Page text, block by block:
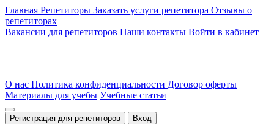
Главная Репетиторы Заказать услуги репетитора Отзывы о
репетиторах
Вакансии для репетиторов Наши контакты Войти в кабинет
О нас Политика конфиденциальности Договор оферты
Материалы для учебы Учебные статьи
Регистрация для репетиторов Вход